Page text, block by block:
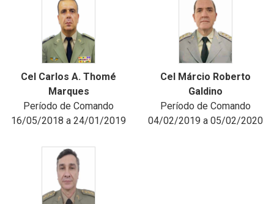
Cel Carlos A. Thomé
Marques
Período de Comando
16/05/2018 a 24/01/2019
Cel Márcio Roberto
Galdino
Período de Comando
04/02/2019 a 05/02/2020